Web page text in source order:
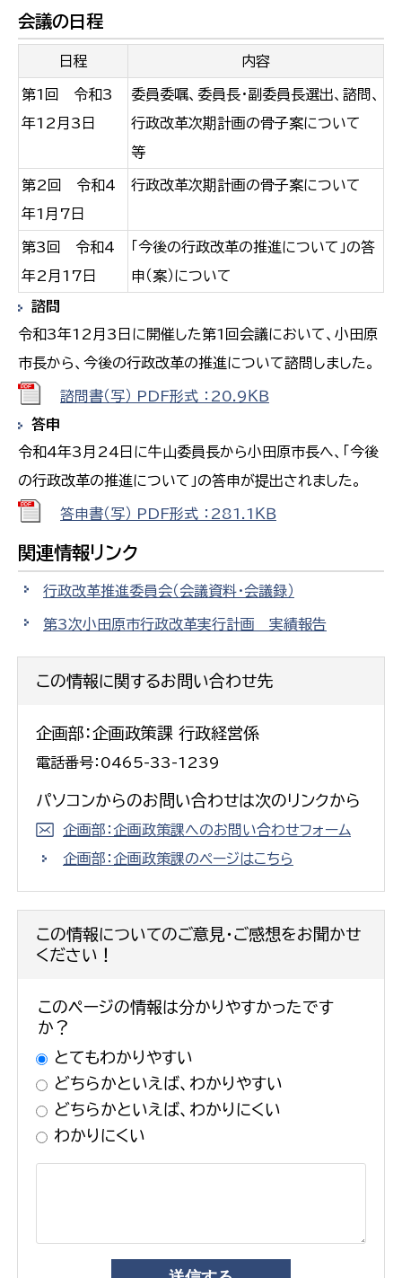
会議の日程
日程 内容
第1回 令和3
年12月3日
委員委嘱、委員長・副委員長選出、諮問、
行政改革次期計画の骨子案について
等
第2回 令和4
年1月7日
行政改革次期計画の骨子案について
第3回 令和4
年2月17日
「今後の行政改革の推進について」の答
申（案）について
諮問
令和3年12月3日に開催した第1回会議において、小田原
市長から、今後の行政改革の推進について諮問しました。
諮問書（写） PDF形式 ：20.9ＫＢ
答申
令和4年3月24日に牛山委員長から小田原市長へ、「今後
の行政改革の推進について」の答申が提出されました。
答申書（写） PDF形式 ：281.1ＫＢ
関連情報リンク
行政改革推進委員会（会議資料・会議録）
第3次小田原市行政改革実行計画 実績報告
この情報に関するお問い合わせ先
企画部：企画政策課 行政経営係
電話番号：0465-33-1239
パソコンからのお問い合わせは次のリンクから
企画部：企画政策課へのお問い合わせフォーム
企画部：企画政策課のページはこちら
この情報についてのご意見・ご感想をお聞かせ
ください！
このページの情報は分かりやすかったです
か？
とてもわかりやすい
どちらかといえば、わかりやすい
どちらかといえば、わかりにくい
わかりにくい